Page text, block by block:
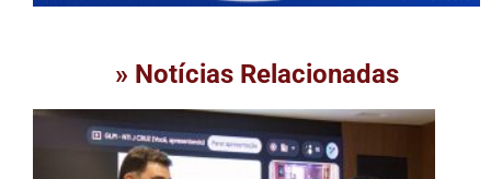
» Notícias Relacionadas